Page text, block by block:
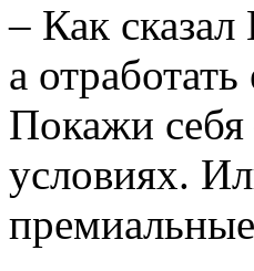
– Как
а
Покажи
условиях.